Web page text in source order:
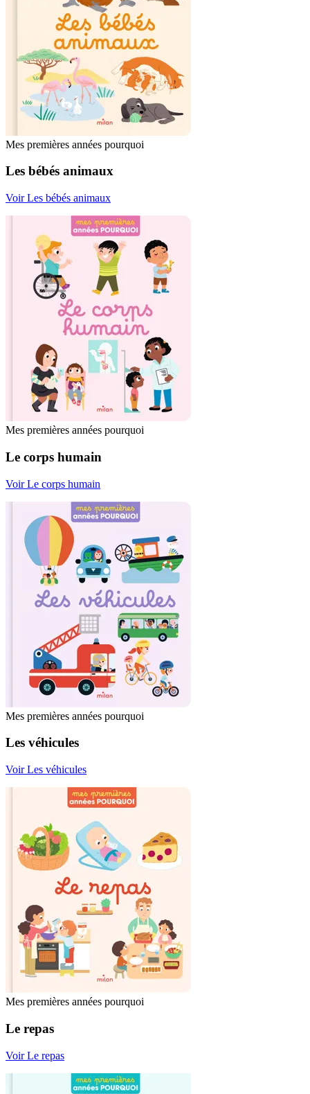
Mes premières années pourquoi
Les bébés animaux
Voir Les bébés animaux
Mes premières années pourquoi
Le corps humain
Voir Le corps humain
Mes premières années pourquoi
Les véhicules
Voir Les véhicules
Mes premières années pourquoi
Le repas
Voir Le repas